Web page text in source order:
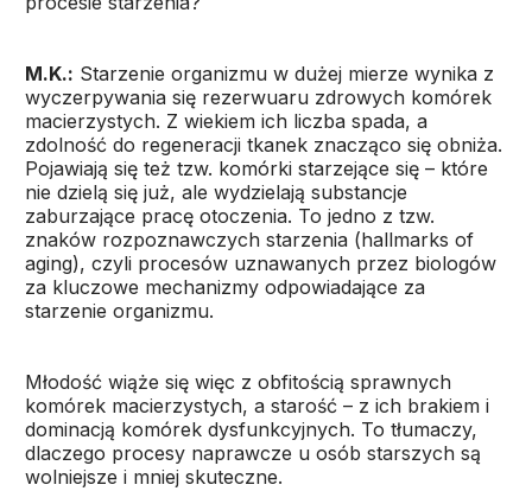
M.K.: Starzenie organizmu w dużej mierze wynika z
wyczerpywania się rezerwuaru zdrowych komórek
macierzystych. Z wiekiem ich liczba spada, a
zdolność do regeneracji tkanek znacząco się obniża.
Pojawiają się też tzw. komórki starzejące się – które
nie dzielą się już, ale wydzielają substancje
zaburzające pracę otoczenia. To jedno z tzw.
znaków rozpoznawczych starzenia (hallmarks of
aging), czyli procesów uznawanych przez biologów
za kluczowe mechanizmy odpowiadające za
starzenie organizmu.
Młodość wiąże się więc z obfitością sprawnych
komórek macierzystych, a starość – z ich brakiem i
dominacją komórek dysfunkcyjnych. To tłumaczy,
dlaczego procesy naprawcze u osób starszych są
wolniejsze i mniej skuteczne.